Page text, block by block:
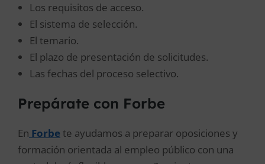
Los requisitos de acceso.
El sistema de selección.
El temario.
El plazo de presentación de solicitudes.
Las fechas del proceso selectivo.
Prepárate con Forbe
En Forbe te ayudamos a preparar oposiciones y
formación orientada al empleo público con una